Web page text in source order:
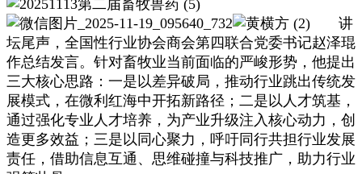
讲
坛尾声，全国性行业协会商会第四联合党委书记赵泽琨
作总结发言。针对畜牧业当前面临的严峻形势，他提出
三大核心思路：一是以差异破局，推动行业跳出传统发
展模式，在微利红海中开拓新路径；二是以人才筑基，
通过强化专业人才培养，为产业升级注入核心动力，创
造更多效益；三是以同心聚力，呼吁同行共担行业发展
责任，借助信息互通、思维碰撞与科技推广，助力行业